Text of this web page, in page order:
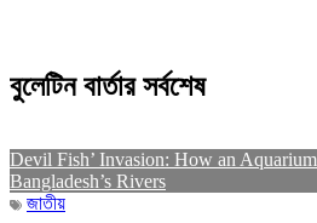
বুলেটিন বার্তার সর্বশেষ
Devil Fish’ Invasion: How an
Bangladesh’s Rivers
জাতীয়